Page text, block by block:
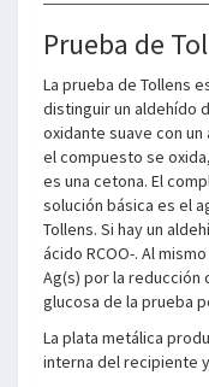
Prueba de
La prueba de Tollens
distinguir un aldehído
oxidante suave con
el compuesto se
es una cetona. El
solución básica es el
Tollens. Si hay un
ácido RCOO-. Al
Ag(s) por la reducción
glucosa de la prueba
La plata metálica
interna del recipiente